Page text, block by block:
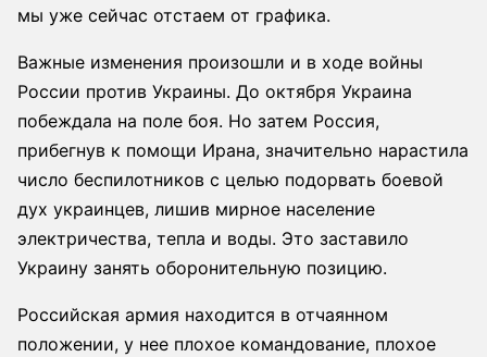
мы уже сейчас отстаем от графика.
Важные изменения произошли и в ходе войны
России против Украины. До октября Украина
побеждала на поле боя. Но затем Россия,
прибегнув к помощи Ирана, значительно нарастила
число беспилотников с целью подорвать боевой
дух украинцев, лишив мирное население
электричества, тепла и воды. Это заставило
Украину занять оборонительную позицию.
Российская армия находится в отчаянном
положении, у нее плохое командование, плохое